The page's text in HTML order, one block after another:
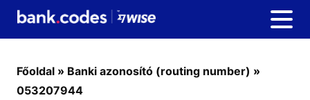
Főoldal » Banki azonosító (routing number) »
053207944